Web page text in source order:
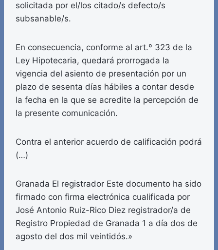
solicitada por el/los citado/s defecto/s
subsanable/s.
En consecuencia, conforme al art.º 323 de la
Ley Hipotecaria, quedará prorrogada la
vigencia del asiento de presentación por un
plazo de sesenta días hábiles a contar desde
la fecha en la que se acredite la percepción de
la presente comunicación.
Contra el anterior acuerdo de calificación podrá
(…)
Granada El registrador Este documento ha sido
firmado con firma electrónica cualificada por
José Antonio Ruiz-Rico Diez registrador/a de
Registro Propiedad de Granada 1 a día dos de
agosto del dos mil veintidós.»